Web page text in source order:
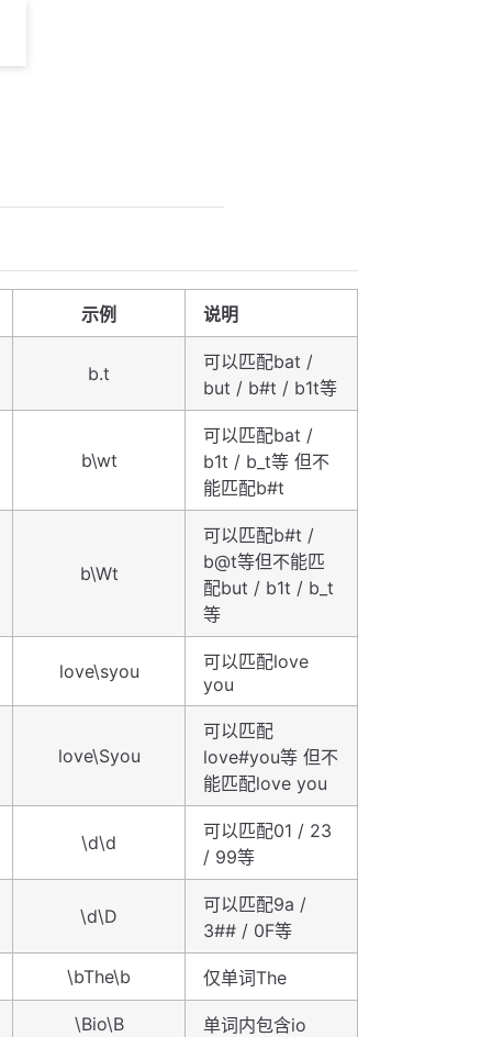
示例 说明
b.t
可以匹配bat /
but / b#t / b1t等
b\wt
可以匹配bat /
b1t / b_t等 但不
能匹配b#t
b\Wt
可以匹配b#t /
b@t等但不能匹
配but / b1t / b_t
等
love\syou
可以匹配love
you
love\Syou
可以匹配
love#you等 但不
能匹配love you
\d\d
可以匹配01 / 23
/ 99等
\d\D
可以匹配9a /
3## / 0F等
\bThe\b 仅单词The
\Bio\B 单词内包含io